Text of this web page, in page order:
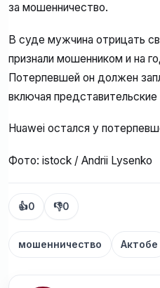
за мошенничество.
В суде мужчина отрицать
признали мошенником и на
Потерпевшей он должен
включая
Huawei остался у
Фото: istock / Andrii Lysenko
👍0 👎0
мошенничество Актобе